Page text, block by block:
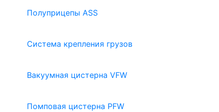
Полуприцепы ASS
Система крепления грузов
Вакуумная цистерна VFW
Помповая цистерна PFW